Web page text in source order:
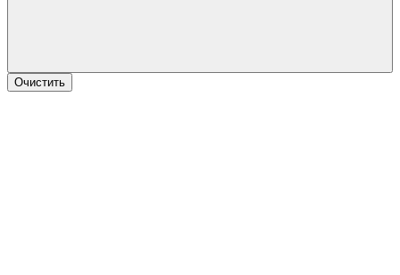
Очистить